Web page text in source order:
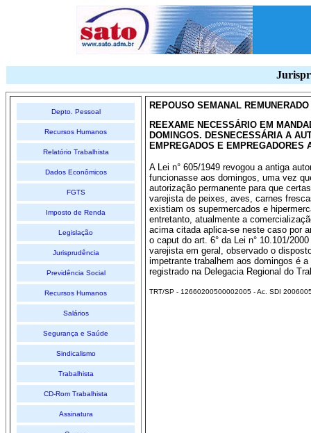
Depto. Pessoal
Recursos Humanos
Relatório Trabalhista
Dados Econômicos
FGTS
Imposto de Renda
Legislação
Jurisprudência
Previdência Social
Recursos Humanos
Salários
Segurança e Saúde
Sindicalismo
Trabalhista
CD-Rom Trabalhista
Assinatura
REPOUSO SEMANAL
REEXAME NECESSÁRIO EM
DOMINGOS. DESNECESSÁRIA A
EMPREGADOS E EMPREGADORES
A Lei n° 605/1949 revogou a antiga
funcionasse aos domingos, uma vez
autorização permanente para que
varejista de peixes, aves, carnes
existiam os supermercados e
entretanto, atualmente a
acima citada aplica-se neste caso por
o caput do art. 6° da Lei n° 10.101/
varejista em geral, observado o
impetrante trabalhem aos domingos é
registrado na Delegacia Regional do
TRT/SP - 12660200500002005 - Ac. SDI